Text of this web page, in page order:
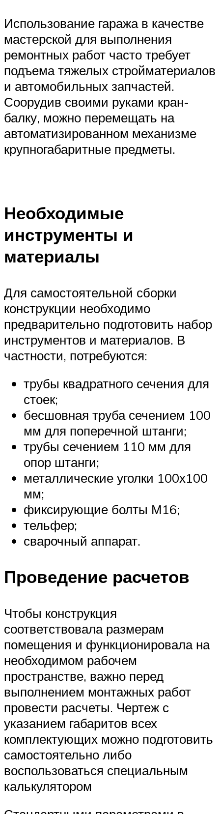
Использование гаража в качестве
мастерской для выполнения
ремонтных работ часто требует
подъема тяжелых стройматериалов
и автомобильных запчастей.
Соорудив своими руками кран-
балку, можно перемещать на
автоматизированном механизме
крупногабаритные предметы.
Необходимые
инструменты и
материалы
Для самостоятельной сборки
конструкции необходимо
предварительно подготовить набор
инструментов и материалов. В
частности, потребуются:
трубы квадратного сечения для
стоек;
бесшовная труба сечением 100
мм для поперечной штанги;
трубы сечением 110 мм для
опор штанги;
металлические уголки 100х100
мм;
фиксирующие болты М16;
тельфер;
сварочный аппарат.
Проведение расчетов
Чтобы конструкция
соответствовала размерам
помещения и функционировала на
необходимом рабочем
пространстве, важно перед
выполнением монтажных работ
провести расчеты. Чертеж с
указанием габаритов всех
комплектующих можно подготовить
самостоятельно либо
воспользоваться специальным
калькулятором